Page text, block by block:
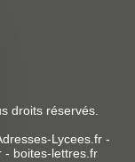
droits réservés.
Lycees.fr-
- boites-lettres.fr
cookie